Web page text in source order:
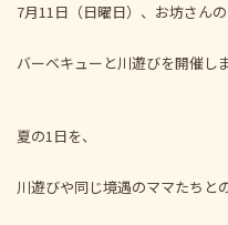
7月11日（日曜日）、お坊さんの
バーベキューと川遊びを開催しま
夏の1日を、
川遊びや同じ境遇のママたちと